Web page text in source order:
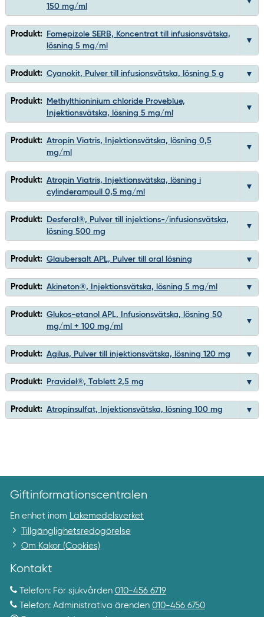
150 mg/ml
Produkt:
Fomepizole SERB, Koncentrat till infusionsvätska,
lösning 5 mg/ml
Produkt: Cyanokit, Pulver till infusionsvätska, lösning 5 g
Produkt:
Methylthioninium chloride Proveblue,
Injektionsvätska, lösning 5 mg/ml
Produkt: Atropin Viatris, Injektionsvätska, lösning 0,5
mg/ml
Produkt: Atropin Viatris, Injektionsvätska, lösning i
cylinderampull 0,5 mg/ml
Produkt:
Desferal®, Pulver till injektions-/infusionsvätska,
lösning 500 mg
Produkt: Glaubersalt APL, Pulver till oral lösning
Produkt: Akineton®, Injektionsvätska, lösning 5 mg/ml
Produkt: Glukos-etanol APL, Infusionsvätska, lösning 50
mg/ml + 100 mg/ml
Produkt: Agilus, Pulver till injektionsvätska, lösning 120 mg
Produkt: Pravidel®, Tablett 2,5 mg
Produkt: Atropinsulfat, Injektionsvätska, lösning 100 mg
Giftinformationscentralen
En enhet inom Läkemedelsverket
Tillgänglighetsredogörelse
Om Kakor (Cookies)
Kontakt
Telefon: För sjukvården 010-456 6719
Telefon: Administrativa ärenden 010-456 6750